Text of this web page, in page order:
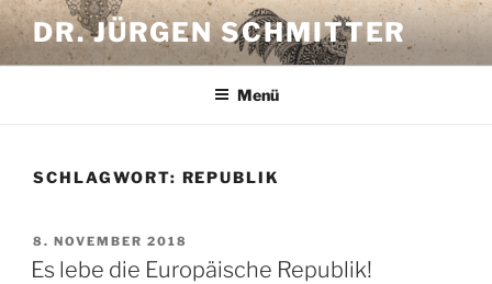
Zum
Inhalt
springen
DR. JÜRGEN SCHMITTER
Menü
SCHLAGWORT: REPUBLIK
VERÖFFENTLICHT
AM
8. NOVEMBER 2018
Es lebe die Europäische Republik!